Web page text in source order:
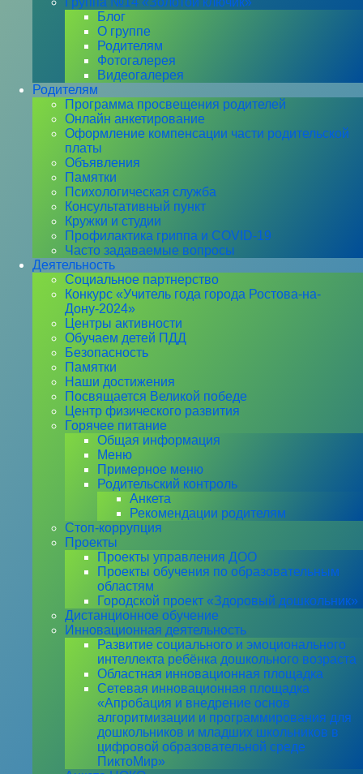
Блог
О группе
Родителям
Фотогалерея
Видеогалерея
Родителям
Программа просвещения родителей
Онлайн анкетирование
Оформление компенсации части родительской
платы
Объявления
Памятки
Психологическая служба
Консультативный пункт
Кружки и студии
Профилактика гриппа и COVID-19
Часто задаваемые вопросы
Деятельность
Социальное партнерство
Конкурс «Учитель года города Ростова-на-
Дону-2024»
Центры активности
Обучаем детей ПДД
Безопасность
Памятки
Наши достижения
Посвящается Великой победе
Центр физического развития
Горячее питание
Общая информация
Меню
Примерное меню
Родительский контроль
Анкета
Рекомендации родителям
Стоп-коррупция
Проекты
Проекты управления ДОО
Проекты обучения по образовательным
областям
Городской проект «Здоровый дошкольник»
Дистанционное обучение
Инновационная деятельность
Развитие социального и эмоционального
интеллекта ребёнка дошкольного возраста
Областная инновационная площадка
Сетевая инновационная площадка
«Апробация и внедрение основ
алгоритмизации и программирования для
дошкольников и младших школьников в
цифровой образовательной среде
ПиктоМир»